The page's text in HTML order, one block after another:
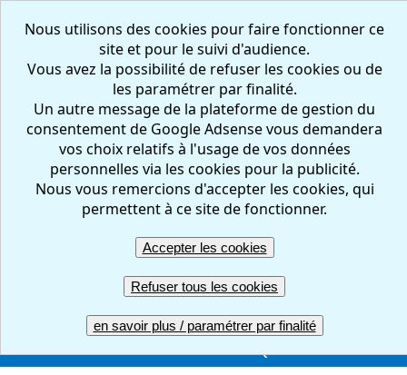
Nous utilisons des cookies pour faire fonctionner ce
site et pour le suivi d'audience.
Vous avez la possibilité de refuser les cookies ou de
les paramétrer par finalité.
Un autre message de la plateforme de gestion du
consentement de Google Adsense vous demandera
vos choix relatifs à l'usage de vos données
personnelles via les cookies pour la publicité.
Nous vous remercions d'accepter les cookies, qui
permettent à ce site de fonctionner.
Accepter les cookies
Refuser tous les cookies
en savoir plus / paramétrer par finalité
CREER REPONDRE
RESULTATS
GERER
COMPTE PRO UNE QUESTION ?